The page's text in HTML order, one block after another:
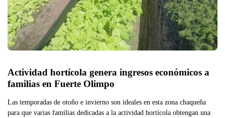
Actividad hortícola genera ingresos económicos a
familias en Fuerte Olimpo
Las temporadas de otoño e invierno son ideales en esta zona chaqueña
para que varias familias dedicadas a la actividad hortícola obtengan una